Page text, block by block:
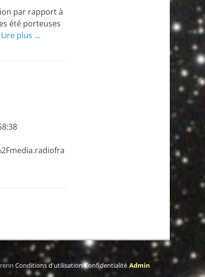
par rapport à
été porteuses
Lire plus …
Conditions d'utilisationConfidentialité Admin